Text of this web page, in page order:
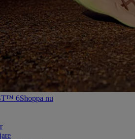
6Shoppa nu